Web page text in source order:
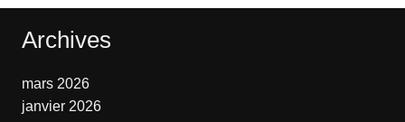
Archives
mars 2026
janvier 2026